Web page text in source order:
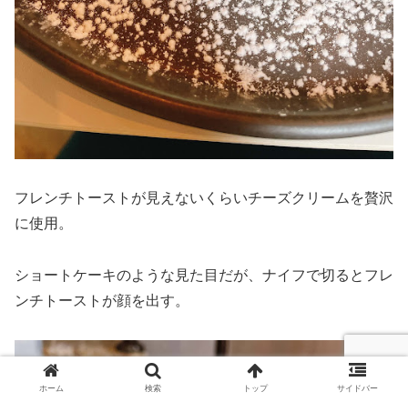
フレンチトーストが見えないくらいチーズクリームを贅沢
に使用。
ショートケーキのような見た目だが、ナイフで切るとフレ
ンチトーストが顔を出す。
ホーム 検索 トップ サイドバー